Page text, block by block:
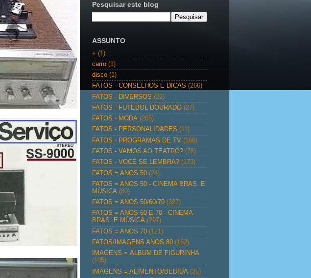
Pesquisar este blog
ASSUNTO
+ (1)
carro (1)
disco (1)
FATOS - CONSELHOS E DICAS (266)
FATOS - DIVERSOS (22)
FATOS - FUTEBOL DOURADO (27)
FATOS - MODA (205)
FATOS - PERSONALIDADES (11)
FATOS - PROGRAMAS DE TV (166)
FATOS - VAMOS AO TEATRO? (76)
FATOS - VOCÊ SE LEMBRA? (173)
FATOS = ANOS 50 (24)
FATOS = ANOS 50 - CINEMA BRAS. E
MÚSICA (80)
FATOS = ANOS 50/60/70 (327)
FATOS = ANOS 60 E 70 - CINEMA
BRAS. E MÚSICA (297)
FATOS = ANOS 70 (121)
FATOS/IMAGENS ANOS 80 (162)
IMAGENS = ÁLBUM DE FIGURINHA
(105)
IMAGENS = ALIMENTO/BEBIDA (35)